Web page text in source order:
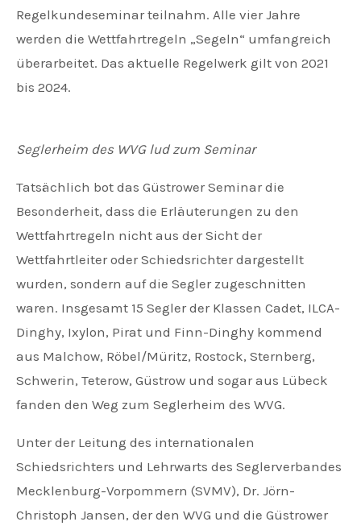
Regelkundeseminar teilnahm. Alle vier Jahre
werden die Wettfahrtregeln „Segeln“ umfangreich
überarbeitet. Das aktuelle Regelwerk gilt von 2021
bis 2024.
Seglerheim des WVG lud zum Seminar
Tatsächlich bot das Güstrower Seminar die
Besonderheit, dass die Erläuterungen zu den
Wettfahrtregeln nicht aus der Sicht der
Wettfahrtleiter oder Schiedsrichter dargestellt
wurden, sondern auf die Segler zugeschnitten
waren. Insgesamt 15 Segler der Klassen Cadet, ILCA-
Dinghy, Ixylon, Pirat und Finn-Dinghy kommend
aus Malchow, Röbel/Müritz, Rostock, Sternberg,
Schwerin, Teterow, Güstrow und sogar aus Lübeck
fanden den Weg zum Seglerheim des WVG.
Unter der Leitung des internationalen
Schiedsrichters und Lehrwarts des Seglerverbandes
Mecklenburg-Vorpommern (SVMV), Dr. Jörn-
Christoph Jansen, der den WVG und die Güstrower